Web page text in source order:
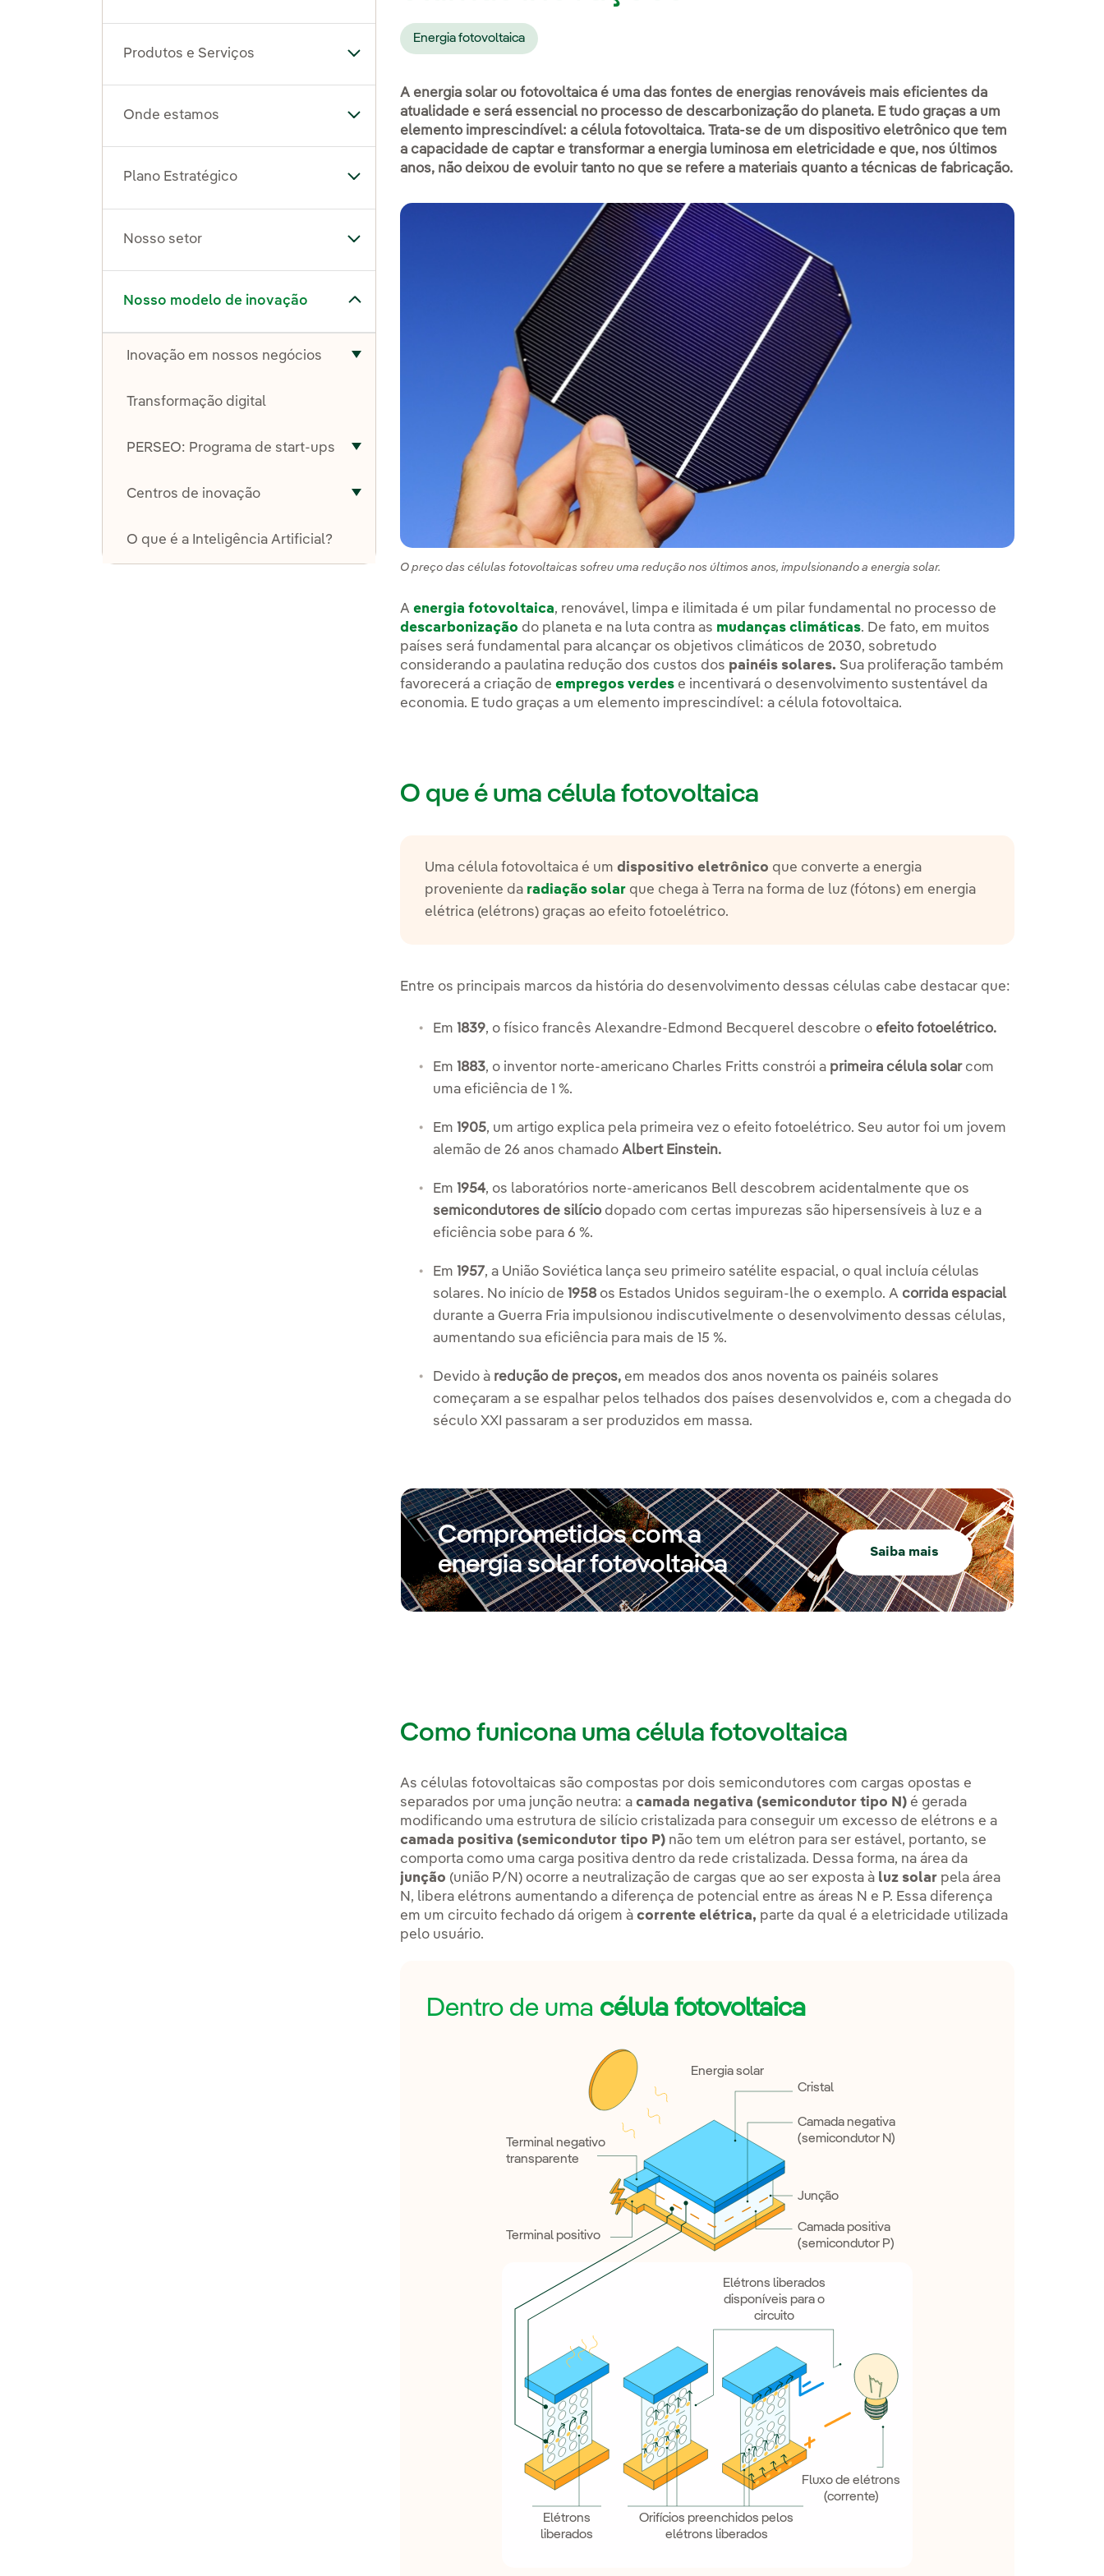
Produtos e Serviços Alternar submenu de Produtos e Serviços
Onde estamos Alternar submenu de Onde estamos
Plano Estratégico Alternar submenu de Plano Estratégico
Nosso setor Alternar submenu de Nosso setor
Nosso modelo de inovação
Alternar submenu de Nosso modelo de inovação
Inovação em nossos negócios
Alternar submenu de Inovação em nossos negócios
Transformação digital
PERSEO: Programa de start-ups
Alternar submenu de PERSEO: Programa de start-ups
Centros de inovação
Alternar submenu de Centros de inovação
O que é a Inteligência Artificial?
Energia fotovoltaica
A energia solar ou fotovoltaica é uma das fontes de energias renováveis mais eficientes da
atualidade e será essencial no processo de descarbonização do planeta. E tudo graças a um
elemento imprescindível: a célula fotovoltaica. Trata-se de um dispositivo eletrônico que tem
a capacidade de captar e transformar a energia luminosa em eletricidade e que, nos últimos
anos, não deixou de evoluir tanto no que se refere a materiais quanto a técnicas de fabricação.
O preço das células fotovoltaicas sofreu uma redução nos últimos anos, impulsionando a energia solar.
Aenergia fotovoltaica, renovável, limpa e ilimitada é um pilar fundamental no processo de
descarbonização do planeta e na luta contra as mudanças climáticas. De fato, em muitos
países será fundamental para alcançar os objetivos climáticos de 2030, sobretudo
considerando a paulatina redução dos custos dos painéis solares. Sua proliferação também
favorecerá a criação deempregos verdes e incentivará o desenvolvimento sustentável da
economia. E tudo graças a um elemento imprescindível: a célula fotovoltaica.
O que é uma célula fotovoltaica
Uma célula fotovoltaica é umdispositivo eletrônico que converte a energia
proveniente da radiação solar que chega à Terra na forma de luz (fótons) em energia
elétrica (elétrons) graças ao efeito fotoelétrico.
Entre os principais marcos da história do desenvolvimento dessas células cabe destacar que:
Em 1839, o físico francês Alexandre-Edmond Becquerel descobre o efeito fotoelétrico.
Em 1883, o inventor norte-americano Charles Fritts constrói a primeira célula solarcom
uma eficiência de 1 %.
Em 1905, um artigo explica pela primeira vez o efeito fotoelétrico. Seu autor foi um jovem
alemão de 26 anos chamadoAlbert Einstein.
Em 1954, os laboratórios norte-americanos Bell descobrem acidentalmente que os
semicondutores de silício dopado com certas impurezas são hipersensíveis à luz e a
eficiência sobe para 6 %.
Em 1957, a União Soviética lança seu primeiro satélite espacial, o qual incluía células
solares. No início de 1958 os Estados Unidos seguiram-lhe o exemplo. A corrida espacial
durante a Guerra Fria impulsionou indiscutivelmente o desenvolvimento dessas células,
aumentando sua eficiência para mais de 15 %.
Devido à redução de preços, em meados dos anos noventa os painéis solares
começaram a se espalhar pelos telhados dos países desenvolvidos e, com a chegada do
século XXI passaram a ser produzidos em massa.
Comprometidos com a
energia solar fotovoltaica
Saiba mais
Como funicona uma célula fotovoltaica
As células fotovoltaicas são compostas por dois semicondutores com cargas opostas e
separados por uma junção neutra: acamada negativa (semicondutor tipo N) é gerada
modificando uma estrutura de silício cristalizada para conseguir um excesso de elétrons e a
camada positiva (semicondutor tipo P) não tem um elétron para ser estável, portanto, se
comporta como uma carga positiva dentro da rede cristalizada. Dessa forma, na área da
junção (união P/N) ocorre a neutralização de cargas que ao ser exposta à luz solar pela área
N, libera elétrons aumentando a diferença de potencial entre as áreas N e P. Essa diferença
em um circuito fechado dá origem àcorrente elétrica, parte da qual é a eletricidade utilizada
pelo usuário.
Dentro de uma célula fotovoltaica
Energia solar
Cristal
Camada negativa
(semicondutor N)
Camada positiva
(semicondutor P)
Junção
Terminal positivo
Terminal negativo
transparente
Elétrons
liberados
Fluxo de elétrons
(corrente)
Orifícios preenchidos pelos
elétrons liberados
Elétrons liberados
disponíveis para o
circuito